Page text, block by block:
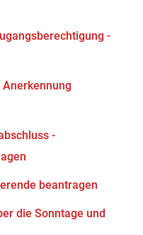
-
-
beantragen
die Sonntage und